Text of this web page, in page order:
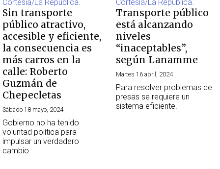
Sin transporte
público atractivo,
accesible y eficiente,
la consecuencia es
más carros en la
calle: Roberto
Guzmán de
Chepecletas
Sábado 18 mayo, 2024
Gobierno no ha tenido
voluntad política para
impulsar un verdadero
cambio
Transporte público
está alcanzando
niveles
“inaceptables”,
según Lanamme
Martes 16 abril, 2024
Para resolver problemas de
presas se requiere un
sistema eficiente.